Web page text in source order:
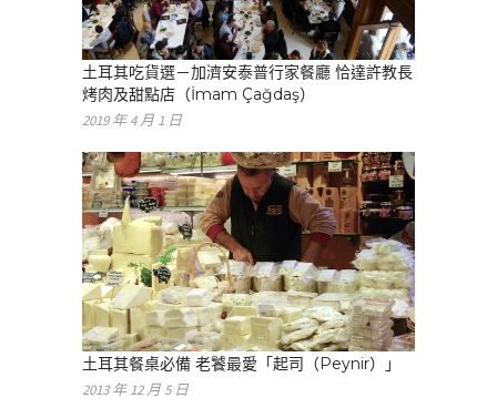
土耳其吃貨選－加濟安泰普行家餐廳 恰達許教長
烤肉及甜點店（İmam Çağdaş）
2019 年 4 月 1 日
土耳其餐桌必備 老饕最愛「起司（Peynir）」
2013 年 12 月 5 日